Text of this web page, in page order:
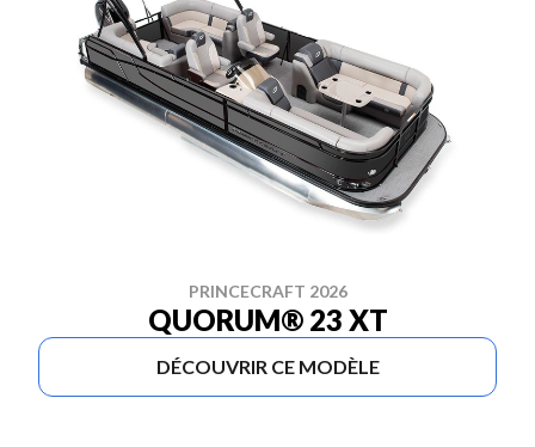
PRINCECRAFT 2026
QUORUM® 23 XT
DÉCOUVRIR CE MODÈLE